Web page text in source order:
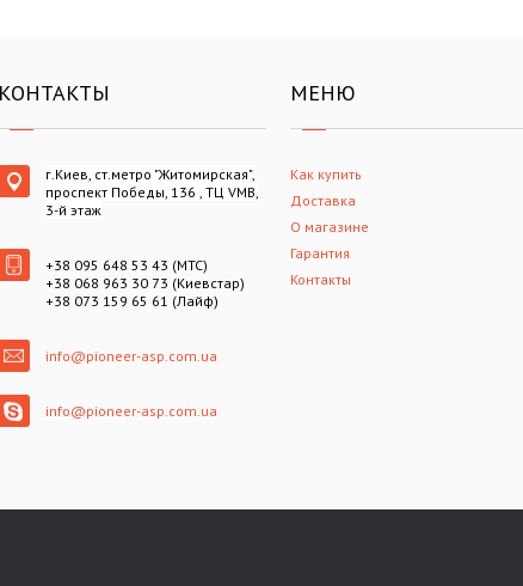
КОНТАКТЫ
г.Киев, ст.метро "Житомирская",
проспект Победы, 136 , ТЦ VMB,
3-й этаж
+38 095 648 53 43 (МТС)
+38 068 963 30 73 (Киевстар)
+38 073 159 65 61 (Лайф)
info@pioneer-asp.com.ua
info@pioneer-asp.com.ua
МЕНЮ
Как купить
Доставка
О магазине
Гарантия
Контакты